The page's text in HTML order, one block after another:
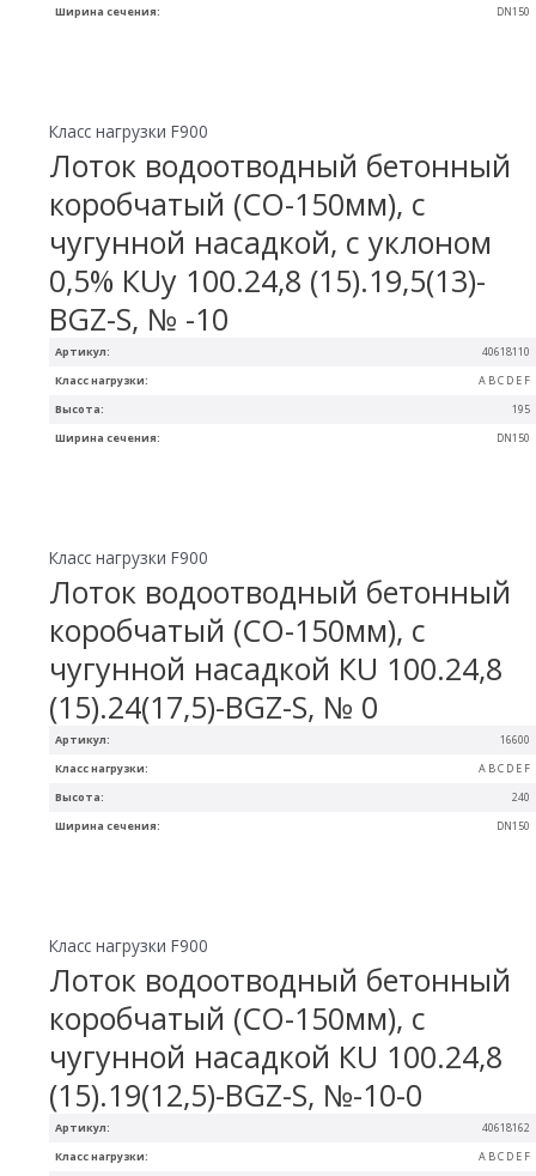
Ширина сечения: DN150
Артикул: 40618110
Ширина сечения: DN150
Высота: 195
Класс нагрузки: A B C D E F
Класс нагрузки F900
Лоток водоотводный бетонный
коробчатый (СО-150мм), с
чугунной насадкой, с уклоном
0,5% КUу 100.24,8 (15).19,5(13)-
BGZ-S, № -10
Артикул: 16600
Ширина сечения: DN150
Высота: 240
Класс нагрузки: A B C D E F
Класс нагрузки F900
Лоток водоотводный бетонный
коробчатый (СО-150мм), с
чугунной насадкой КU 100.24,8
(15).24(17,5)-BGZ-S, № 0
Артикул: 40618162
Класс нагрузки: A B C D E F
Класс нагрузки F900
Лоток водоотводный бетонный
коробчатый (СО-150мм), с
чугунной насадкой КU 100.24,8
(15).19(12,5)-BGZ-S, №-10-0